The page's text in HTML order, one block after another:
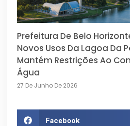
Prefeitura De Belo
Novos Usos Da Lagoa Da
Mantém Restrições Ao
Água
27 De Junho De 2026
Facebook